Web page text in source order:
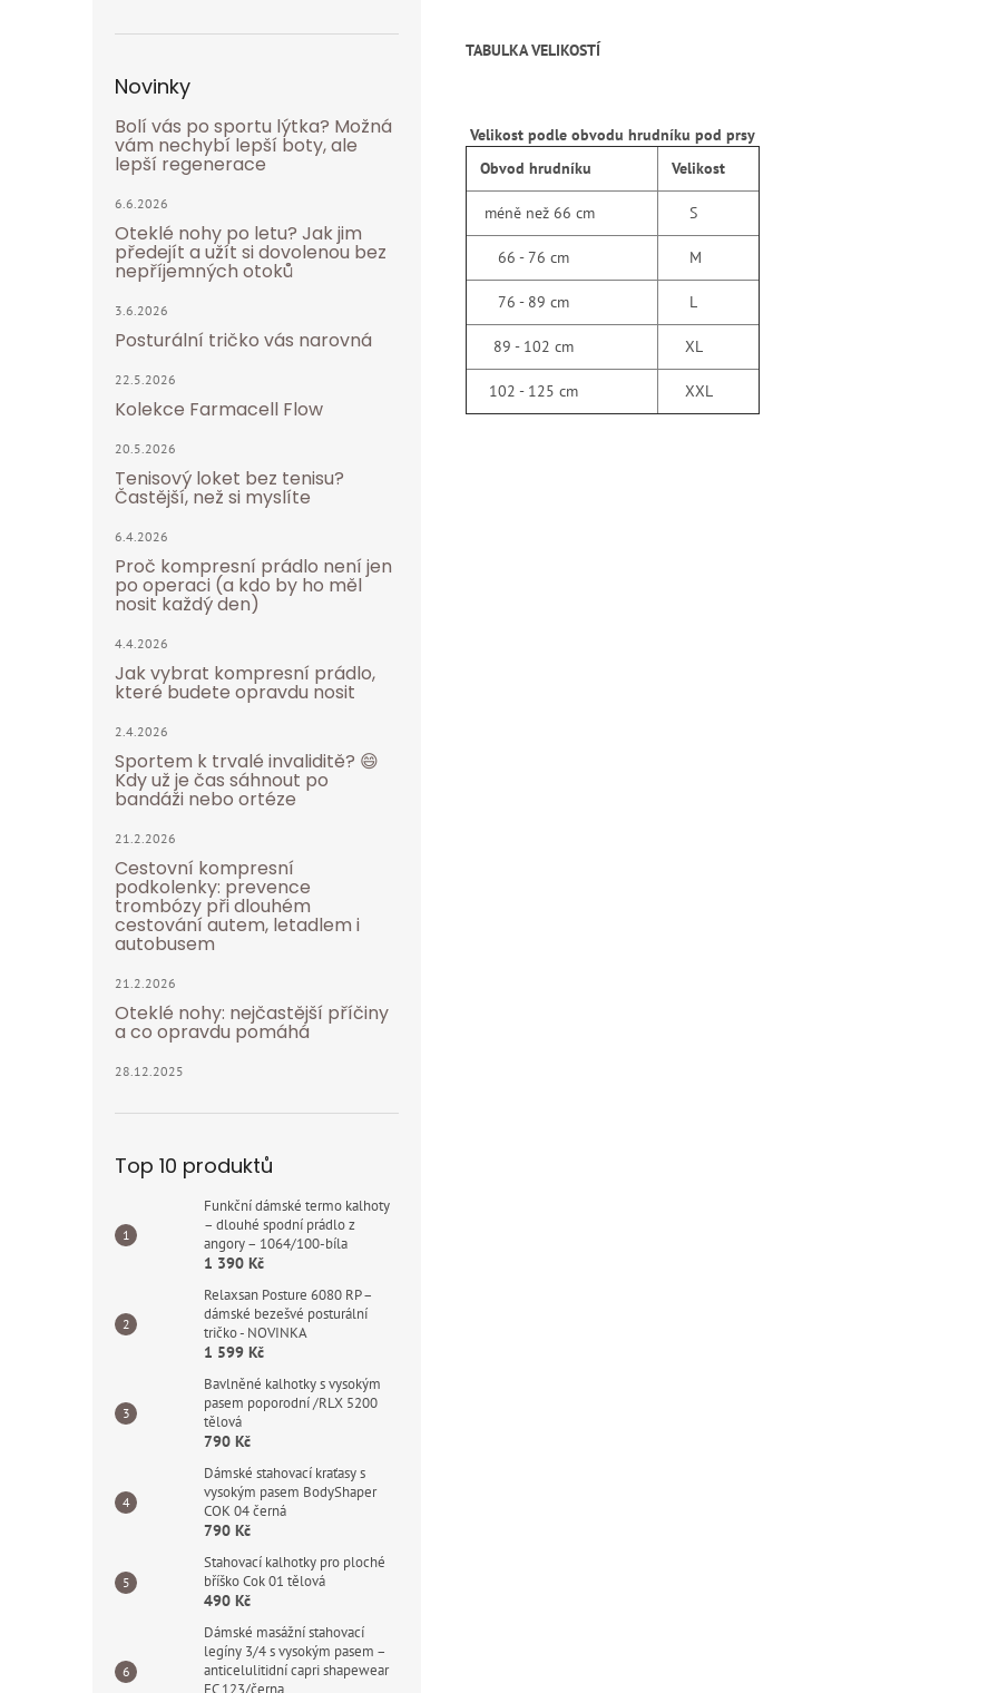
Novinky
Bolí vás po sportu lýtka? Možná
vám nechybí lepší boty, ale
lepší regenerace
6.6.2026
Oteklé nohy po letu? Jak jim
předejít a užít si dovolenou bez
nepříjemných otoků
3.6.2026
Posturální tričko vás narovná
22.5.2026
Kolekce Farmacell Flow
20.5.2026
Tenisový loket bez tenisu?
Častější, než si myslíte
6.4.2026
Proč kompresní prádlo není jen
po operaci (a kdo by ho měl
nosit každý den)
4.4.2026
Jak vybrat kompresní prádlo,
které budete opravdu nosit
2.4.2026
Sportem k trvalé invaliditě? 😄
Kdy už je čas sáhnout po
bandáži nebo ortéze
21.2.2026
Cestovní kompresní
podkolenky: prevence
trombózy při dlouhém
cestování autem, letadlem i
autobusem
21.2.2026
Oteklé nohy: nejčastější příčiny
a co opravdu pomáhá
28.12.2025
Top 10 produktů
Funkční dámské termo kalhoty
– dlouhé spodní prádlo z
angory – 1064/100-bíla
1 390 Kč
Relaxsan Posture 6080 RP –
dámské bezešvé posturální
tričko - NOVINKA
1 599 Kč
Bavlněné kalhotky s vysokým
pasem poporodní /RLX 5200
tělová
790 Kč
Dámské stahovací kraťasy s
vysokým pasem BodyShaper
COK 04 černá
790 Kč
Stahovací kalhotky pro ploché
bříško Cok 01 tělová
490 Kč
Dámské masážní stahovací
legíny 3/4 s vysokým pasem –
anticelulitidní capri shapewear
FC 123/černa
TABULKA VELIKOSTÍ
Velikost podle obvodu hrudníku pod prsy
Obvod hrudníku
Velikost
méně než 66 cm S
66 - 76 cm M
76 - 89 cm L
89 - 102 cm XL
102 - 125 cm XXL